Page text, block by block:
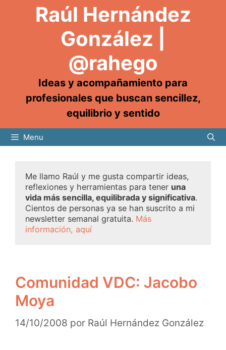
Raúl Hernández
González |
@rahego
Ideas y acompañamiento para
profesionales que buscan sencillez,
equilibrio y sentido
Menu
Me llamo Raúl y me gusta compartir ideas,
reflexiones y herramientas para tener una
vida más sencilla, equilibrada y significativa.
Cientos de personas ya se han suscrito a mi
newsletter semanal gratuita. Más
información, aquí
Comunidad VDC: Jacobo
Moya
14/10/2008 por Raúl Hernández González